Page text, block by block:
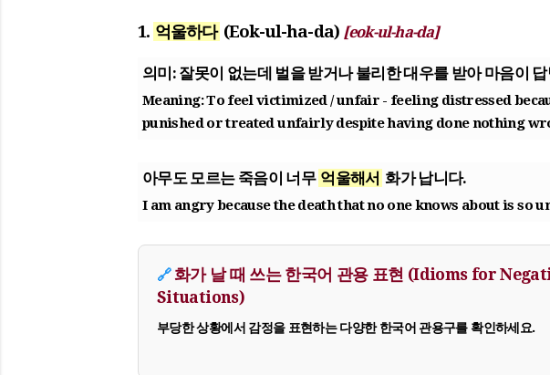
1. 억울하다 (Eok-ul-ha-da) [eok-ul-ha-da]
의미: 잘못이 없는데 벌을 받거나 불리한 대우를 받아 마음이
Meaning:To feel victimized / unfair - feeling distressed
punished or treated unfairly despite having done nothing
아무도 모르는 죽음이 너무 억울해서 화가 납니다.
I am angry because the death that no one knows about is so
🔗 화가 날 때 쓰는 한국어 관용 표현 (Idioms for
Situations)
부당한 상황에서 감정을 표현하는 다양한 한국어 관용구를 확인하세요.